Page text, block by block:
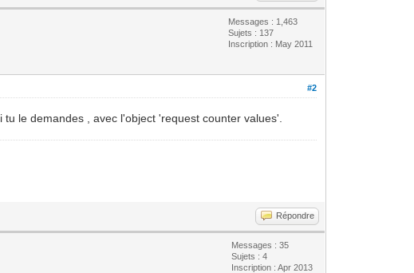
Messages : 1,463
Sujets : 137
Inscription : May 2011
#2
le demandes , avec l'object 'request counter values'.
Répondre
Messages : 35
Sujets : 4
Inscription : Apr 2013